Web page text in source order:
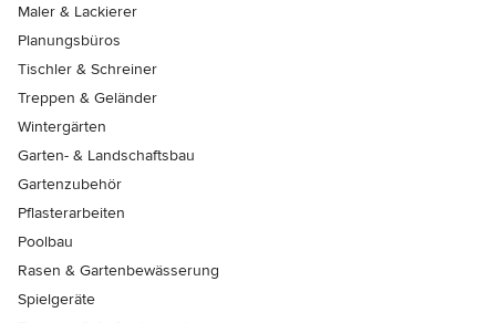
Maler & Lackierer
Planungsbüros
Tischler & Schreiner
Treppen & Geländer
Wintergärten
Garten- & Landschaftsbau
Gartenzubehör
Pflasterarbeiten
Poolbau
Rasen & Gartenbewässerung
Spielgeräte